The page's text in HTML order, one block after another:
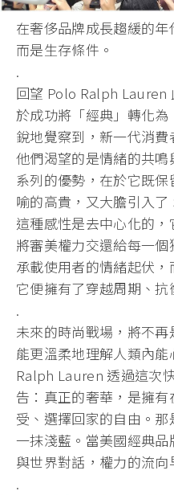
在奢侈品牌成長趨緩的年
而是生存條件。
.
回望 Polo Ralph Lauren
於成功將「經典」轉化
銳地覺察到，新一代消費
他們渴望的是情緒的共
系列的優勢，在於它既
喻的高貴，又大膽引入了
這種感性是去中心化的
將審美權力交還給每一
承載使用者的情緒起伏，
它便擁有了穿越周期、抗
.
未來的時尚戰場，將不
能更溫柔地理解人類內
Ralph Lauren 透過這次
告：真正的奢華，是擁
受、選擇回家的自由。
一抹淺藍。當美國經典
與世界對話，權力的流向
.